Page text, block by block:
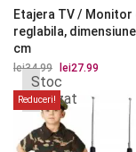
Etajera TV / Monitor
reglabila, dimensiune
cm
lei34.99
Prețul
inițial
a
fost:
lei34.99.
lei27.99
lei27.99.
Reduceri!
Stoc
epuizat